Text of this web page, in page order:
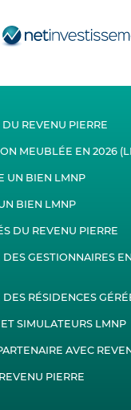
REVENU PIERRE
MEUBLÉE EN 2026
UN BIEN LMNP
BIEN LMNP
DU REVENU PIERRE
GESTIONNAIRES
RÉSIDENCES
SIMULATEURS LMNP
AVEC
PIERRE